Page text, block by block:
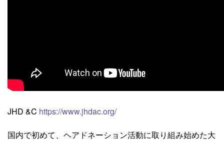
JHD &C https://www.jhdac.org/
国内で初めて、ヘアドネーション活動に取り組み始めた大